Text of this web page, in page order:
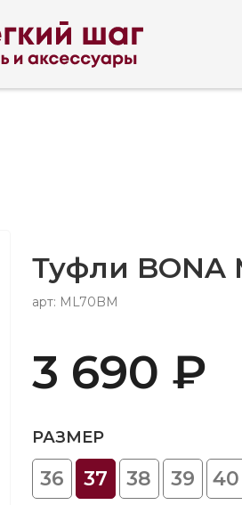
Туфли BONA
арт: ML70BM
3 690 ₽
РАЗМЕР
36 37 38 39 40